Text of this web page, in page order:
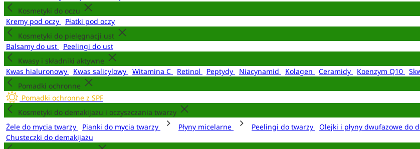
Kosmetyki do oczu
Kremy pod oczy
Płatki pod oczy
Kosmetyki do pielęgnacji ust
Balsamy do ust
Peelingi do ust
Kwasy i składniki aktywne
Kwas hialuronowy
Kwas salicylowy Witamina C Retinol Peptydy Niacynamid Kolagen Ceramidy Koenzym Q10
Pomadki ochronne
Pomadki ochronne z SPF
Kosmetyki do demakijażu i oczyszczania twarzy
Żele do mycia twarzy
Pianki do mycia twarzy Płyny micelarne Peelingi do twarzy Olejki i płyny dwufazowe do
Chusteczki do demakijażu